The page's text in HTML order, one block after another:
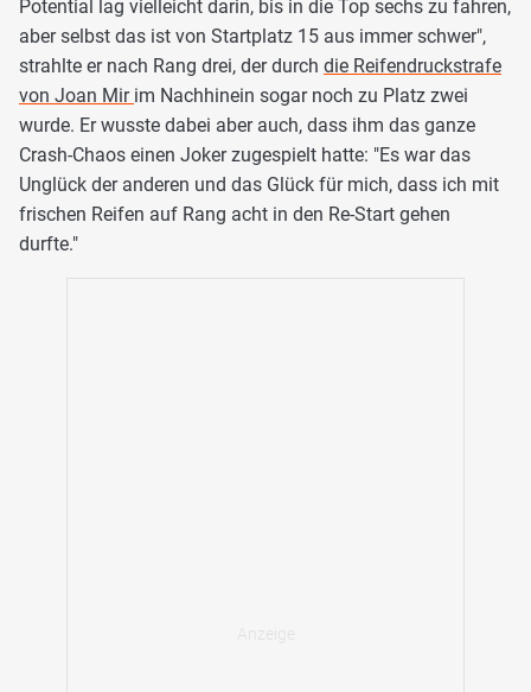
Potential lag vielleicht darin, bis in die Top sechs zu fahren,
aber selbst das ist von Startplatz 15 aus immer schwer",
strahlte er nach Rang drei, der durch die Reifendruckstrafe
von Joan Mir im Nachhinein sogar noch zu Platz zwei
wurde. Er wusste dabei aber auch, dass ihm das ganze
Crash-Chaos einen Joker zugespielt hatte: "Es war das
Unglück der anderen und das Glück für mich, dass ich mit
frischen Reifen auf Rang acht in den Re-Start gehen
durfte."